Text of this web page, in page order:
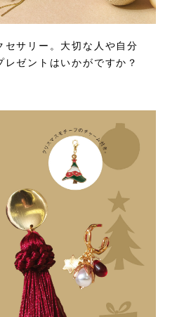
セサリー。大切な人や自分
ゼントはいかがですか？